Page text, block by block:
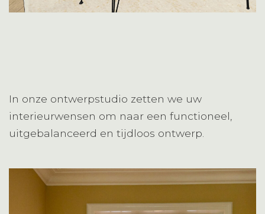
In onze ontwerpstudio zetten we uw
interieurwensen om naar een functioneel,
uitgebalanceerd en tijdloos ontwerp.